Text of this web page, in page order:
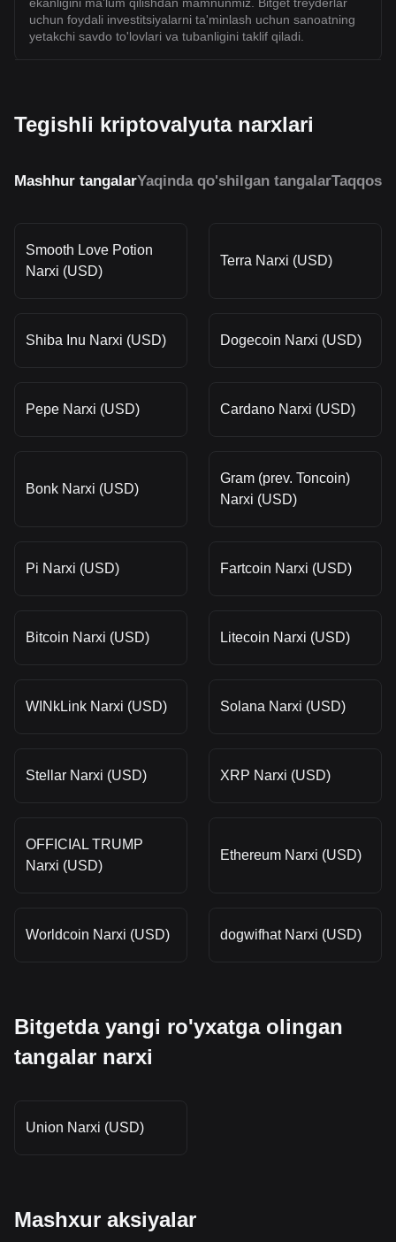
uchun foydali investitsiyalarni ta'minlash uchun sanoatning
yetakchi savdo to'lovlari va tubanligini taklif qiladi.
Tegishli kriptovalyuta narxlari
Mashhur tangalarYaqinda qo'shilgan tangalar
Smooth Love Potion
Narxi (USD)
Terra Narxi (USD)
Shiba Inu Narxi (USD) Dogecoin Narxi (USD)
Pepe Narxi (USD) Cardano Narxi (USD)
Bonk Narxi (USD)
Gram (prev. Toncoin)
Narxi (USD)
Pi Narxi (USD) Fartcoin Narxi (USD)
Bitcoin Narxi (USD) Litecoin Narxi (USD)
WINkLink Narxi (USD) Solana Narxi (USD)
Stellar Narxi (USD) XRP Narxi (USD)
OFFICIAL TRUMP
Narxi (USD)
Ethereum Narxi (USD)
Worldcoin Narxi (USD) dogwifhat Narxi (USD)
Bitgetda yangi ro'yxatga olingan
tangalar narxi
Union Narxi (USD)
Mashxur aksiyalar